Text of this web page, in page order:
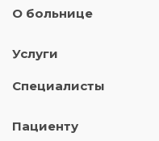
О больнице
Услуги
Специалисты
Пациенту